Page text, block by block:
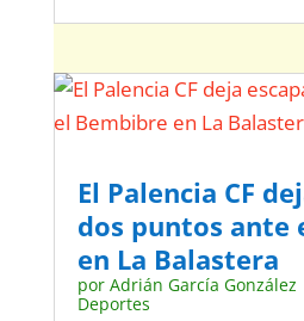
El Palencia CF
dos puntos ante
en La Balastera
por Adrián García González
Deportes